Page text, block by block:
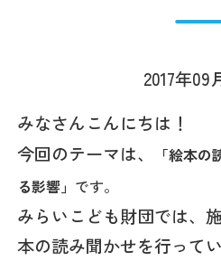
2017年09
みなさんこんにちは！
今回のテーマは、
「絵本
る影響」 です。
みらいこども財団では、
本の読み聞かせを行ってい